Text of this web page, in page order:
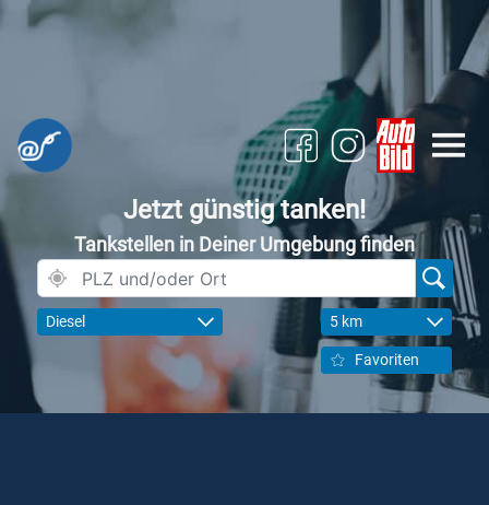
Jetzt günstig tanken!
Tankstellen in Deiner Umgebung finden
Diesel 5 km
Favoriten